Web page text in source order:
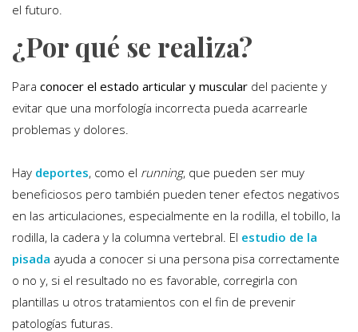
el futuro.
¿Por qué se realiza?
Para conocer el estado articular y muscular del paciente y
evitar que una morfología incorrecta pueda acarrearle
problemas y dolores.
Hay deportes, como el running, que pueden ser muy
beneficiosos pero también pueden tener efectos negativos
en las articulaciones, especialmente en la rodilla, el tobillo, la
rodilla, la cadera y la columna vertebral. El estudio de la
pisada ayuda a conocer si una persona pisa correctamente
o no y, si el resultado no es favorable, corregirla con
plantillas u otros tratamientos con el fin de prevenir
patologías futuras.